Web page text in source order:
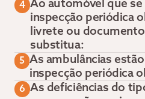
4 Ao automóvel que
inspecção periódica
livrete ou
substitua:
5 As ambulâncias
inspecção periódica
6 As deficiências do